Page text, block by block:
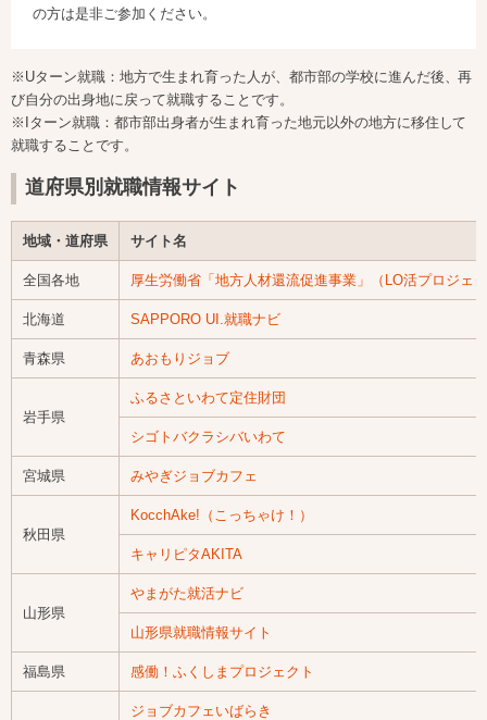
の方は是非ご参加ください。
※Uターン就職：地方で生まれ育った人が、都市部の学校に進んだ後、再
び自分の出身地に戻って就職することです。
※Iターン就職：都市部出身者が生まれ育った地元以外の地方に移住して
就職することです。
道府県別就職情報サイト
地域・道府県 サイト名
全国各地 厚生労働省「地方人材還流促進事業」（LO活プロジェ
北海道 SAPPORO UI.就職ナビ
青森県 あおもりジョブ
岩手県
ふるさといわて定住財団
シゴトバクラシバいわて
宮城県 みやぎジョブカフェ
秋田県
KocchAke!（こっちゃけ！）
キャリピタAKITA
山形県
やまがた就活ナビ
山形県就職情報サイト
福島県 感働！ふくしまプロジェクト
ジョブカフェいばらき